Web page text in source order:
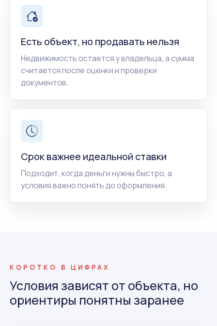
Есть объект, но продавать нельзя
Недвижимость остается у владельца, а сумма
считается после оценки и проверки
документов.
Срок важнее идеальной ставки
Подходит, когда деньги нужны быстро, а
условия важно понять до оформления.
КОРОТКО В ЦИФРАХ
Условия зависят от объекта, но
ориентиры понятны заранее